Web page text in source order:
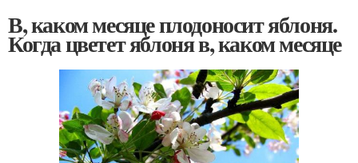
В, каком месяце плодоносит яблоня.
Когда цветет яблоня в, каком месяце